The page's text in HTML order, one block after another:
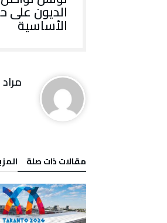
الديون على
الأساسية
مراد‭ ‬ البرهومي
‫مقالات ذات صلة‬ ‫‫المزيد